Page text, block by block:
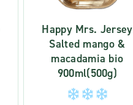
Happy Mrs. Jersey
Salted mango &
macadamia bio
900ml(500g)